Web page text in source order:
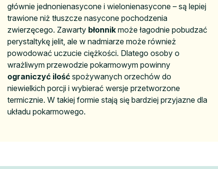
głównie jednonienasycone i wielonienasycone – są lepiej
trawione niż tłuszcze nasycone pochodzenia
zwierzęcego. Zawarty błonnik może łagodnie pobudzać
perystaltykę jelit, ale w nadmiarze może również
powodować uczucie ciężkości. Dlatego osoby o
wrażliwym przewodzie pokarmowym powinny
ograniczyć ilość spożywanych orzechów do
niewielkich porcji i wybierać wersje przetworzone
termicznie. W takiej formie stają się bardziej przyjazne dla
układu pokarmowego.